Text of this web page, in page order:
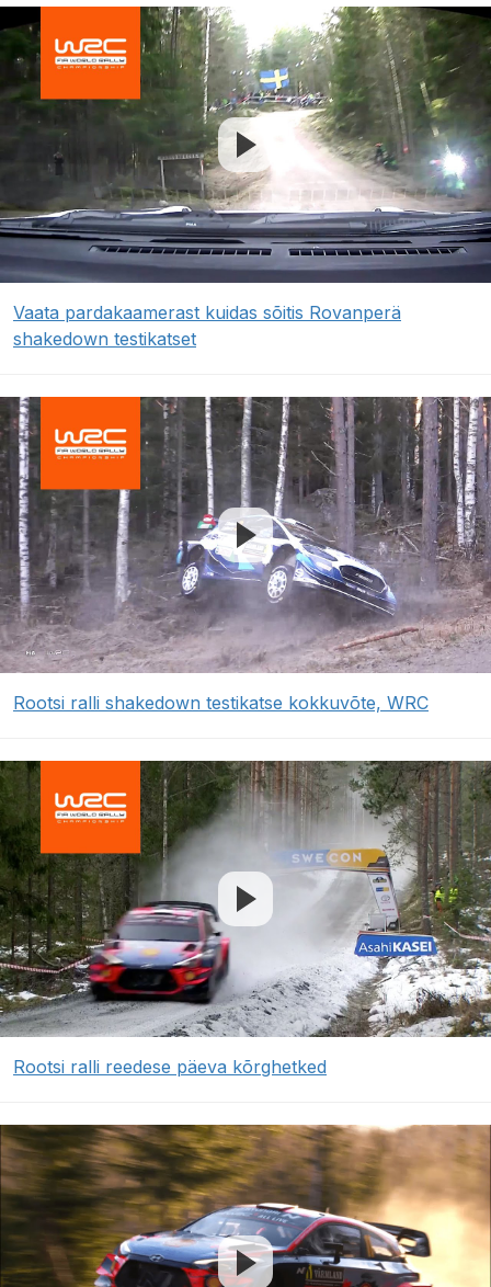
Vaata pardakaamerast kuidas sõitis Rovanperä
shakedown testikatset
Rootsi ralli shakedown testikatse kokkuvõte, WRC
Rootsi ralli reedese päeva kõrghetked